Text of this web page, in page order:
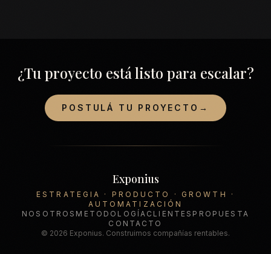
¿Tu proyecto está listo para escalar?
POSTULÁ TU PROYECTO →
Exponius
ESTRATEGIA · PRODUCTO · GROWTH ·
AUTOMATIZACIÓN
NOSOTROS METODOLOGÍA CLIENTES PROPUESTA
CONTACTO
© 2026 Exponius. Construimos compañías rentables.